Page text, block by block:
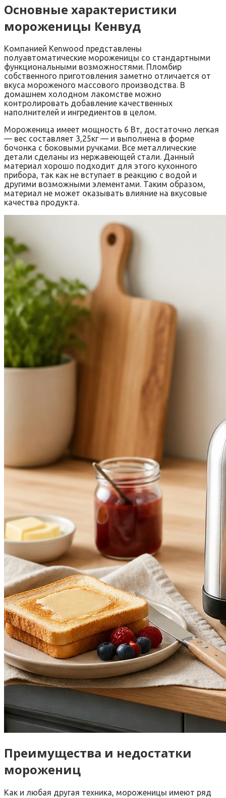
Основные характеристики
мороженицы Кенвуд
Компанией Kenwood представлены
полуавтоматические мороженицы со стандартными
функциональными возможностями. Пломбир
собственного приготовления заметно отличается от
вкуса мороженого массового производства. В
домашнем холодном лакомстве можно
контролировать добавление качественных
наполнителей и ингредиентов в целом.
Мороженица имеет мощность 6 Вт, достаточно легкая
— вес составляет 3,25кг — и выполнена в форме
бочонка с боковыми ручками. Все металлические
детали сделаны из нержавеющей стали. Данный
материал хорошо подходит для этого кухонного
прибора, так как не вступает в реакцию с водой и
другими возможными элементами. Таким образом,
материал не может оказывать влияние на вкусовые
качества продукта.
Преимущества и недостатки
морожениц
Как и любая другая техника, мороженицы имеют ряд